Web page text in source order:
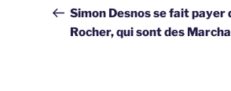
de
l’article
précédent
Simon Desnos se fait payer
Rocher, qui sont des